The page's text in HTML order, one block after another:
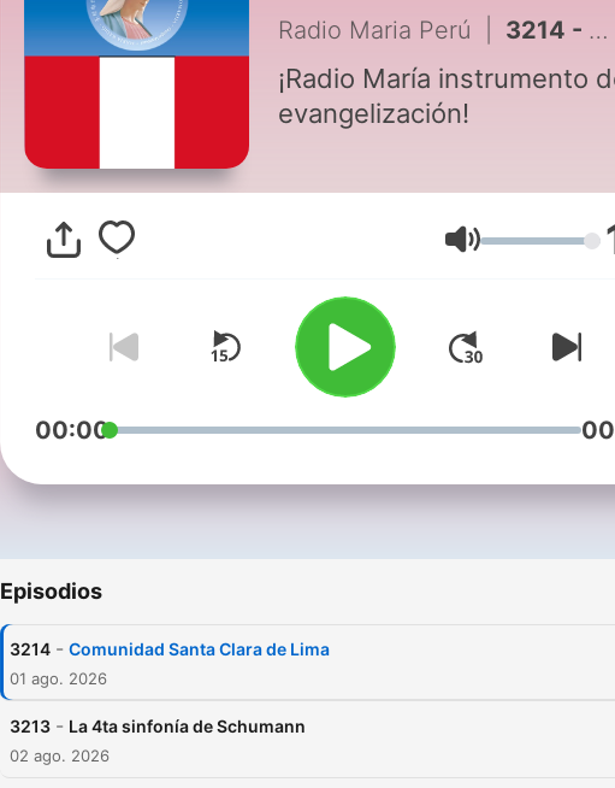
Radio Maria Perú 3214 - Comunidad Santa Clara de Lima
¡Radio María instrumento
evangelización!
Volumen
00:00
Episodios
3214 - Comunidad Santa Clara de Lima
01 ago. 2026
3213 - La 4ta sinfonía de Schumann
02 ago. 2026